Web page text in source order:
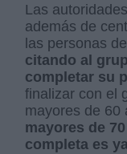
Las
además de
las personas
citando al
completar su
finalizar con el
mayores de 60
mayores de
completa es